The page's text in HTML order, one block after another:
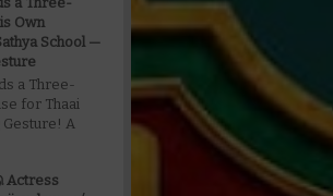
Own
School —
a Three-
for Thaai
A
Actress